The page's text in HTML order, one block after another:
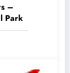
–
Park